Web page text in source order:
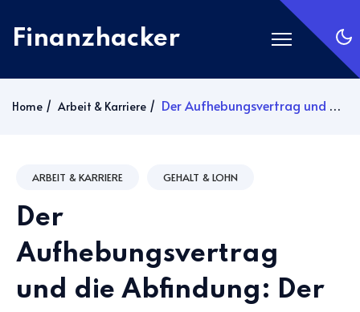
Finanzhacker
Gold
Abonnieren
Home Arbeit & Karriere Der Aufhebungsvertrag und die Abfindung: Der goldene Handschlag oder teure Falle?
ARBEIT & KARRIERE GEHALT & LOHN
Der
Aufhebungsvertrag
und die Abfindung: Der